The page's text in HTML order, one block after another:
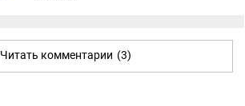
Читать комментарии (3)